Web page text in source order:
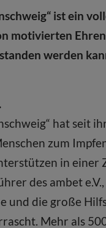
ist ein
motivierten
werden
hat seit
zum
in einer
des ambet
und die große
Mehr als